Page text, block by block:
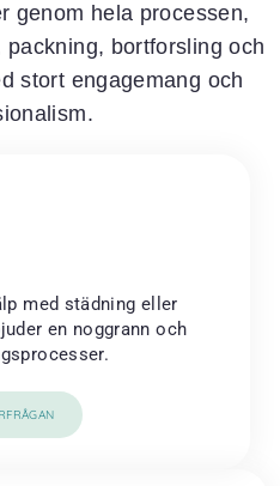
genom hela processen,
bortforsling och
stort engagemang och
med städning eller
en noggrann och